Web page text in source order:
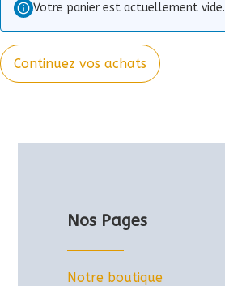
Votre panier est actuellement vide.
Continuez vos achats
Nos Pages
Notre boutique